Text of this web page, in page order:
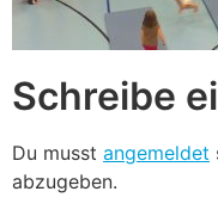
Schreibe
Du musst angemeldet
abzugeben.